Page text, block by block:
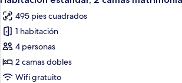
todas
las
fotos
de
Habitación
estándar,
495 pies cuadrados
1 habitación
4 personas
2 camas dobles
Wifi gratuito